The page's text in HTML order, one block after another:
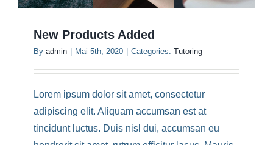
New Products Added
By admin Mai 5th, 2020 Categories: Tutoring
Lorem ipsum dolor sit amet, consectetur
adipiscing elit. Aliquam accumsan est at
tincidunt luctus. Duis nisl dui, accumsan eu